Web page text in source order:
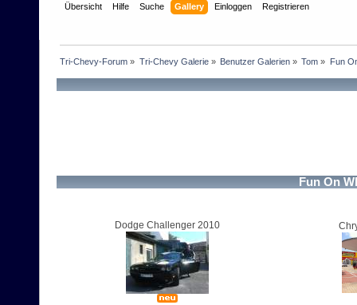
Übersicht Hilfe Suche Gallery Einloggen Registrieren
Tri-Chevy-Forum » Tri-Chevy Galerie» Benutzer Galerien» Tom » Fun
Fun On
Dodge Challenger 2010